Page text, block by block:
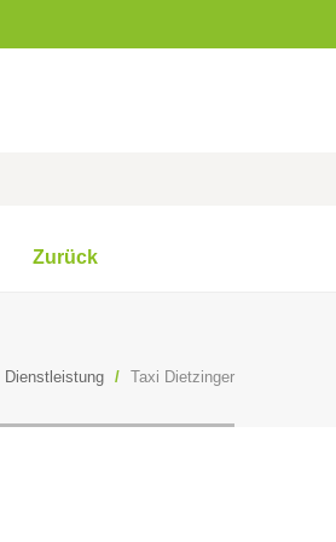
Zurück
Dienstleistung / Taxi Dietzinger